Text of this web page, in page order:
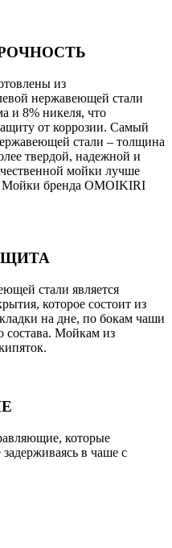
из
нержавеющей стали
и 8% никеля, что
от коррозии. Самый
стали – толщина
твердой, надежной и
мойки лучше
бренда OMOIKIRI
стали является
которое состоит из
на дне, по бокам чаши
состава. Мойкам из
которые
задерживаясь в чаше с